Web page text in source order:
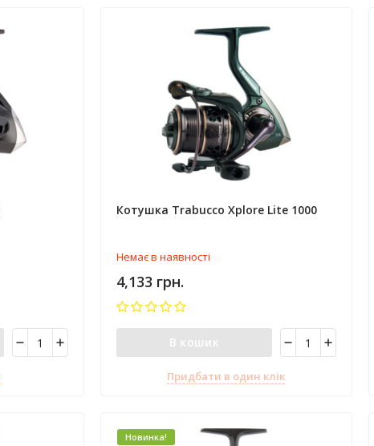
Котушка Trabucco Xplore Lite 1000
Немає в наявності
4,133 грн.
В кошик
Придбати в один клік
Новинка!